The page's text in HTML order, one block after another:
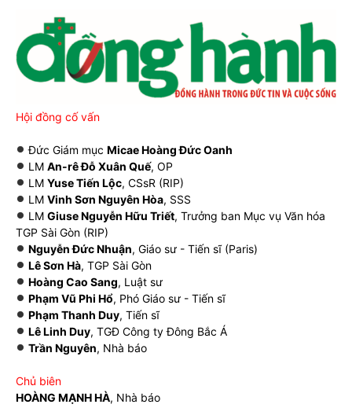
Hội đồng cố vấn
Đức Giám mục Micae Hoàng Đức Oanh
LM An-rê Đỗ Xuân Quế, OP
LM Yuse Tiến Lộc, CSsR (RIP)
LM Vinh Sơn Nguyên Hòa, SSS
LM Giuse Nguyễn Hữu Triết, Trưởng ban Mục vụ Văn hóa
TGP Sài Gòn (RIP)
Nguyễn Đức Nhuận, Giáo sư - Tiến sĩ (Paris)
Lê Sơn Hà, TGP Sài Gòn
Hoàng Cao Sang, Luật sư
Phạm Vũ Phi Hổ, Phó Giáo sư - Tiến sĩ
Phạm Thanh Duy, Tiến sĩ
Lê Linh Duy, TGĐ Công ty Đông Bắc Á
Trần Nguyên, Nhà báo
Chủ biên
HOÀNG MẠNH HÀ, Nhà báo